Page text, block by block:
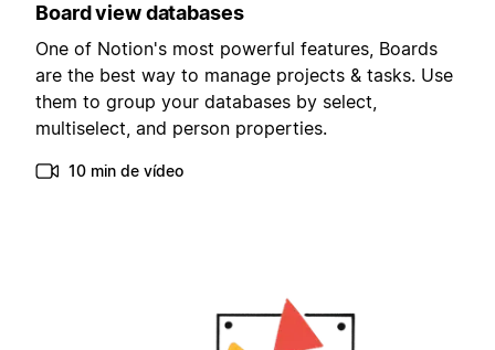
Board view databases
One of Notion's most powerful features, Boards
are the best way to manage projects & tasks. Use
them to group your databases by select,
multiselect, and person properties.
10 min de vídeo